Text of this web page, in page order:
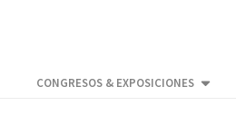
CONGRESOS & EXPOSICIONES